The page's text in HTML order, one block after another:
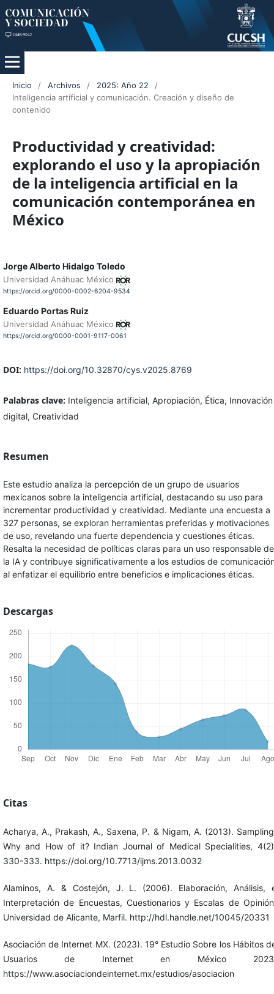
Inicio / Archivos / 2025: Año 22
/
Inteligencia artificial y comunicación. Creación y diseño de
contenido
Productividad y creatividad:
explorando el uso y la apropiación
de la inteligencia artificial en la
comunicación contemporánea en
México
Jorge Alberto Hidalgo Toledo
Universidad Anáhuac México
https://orcid.org/0000-0002-6204-9534
Eduardo Portas Ruiz
Universidad Anáhuac México
https://orcid.org/0000-0001-9117-0061
DOI: https://doi.org/10.32870/cys.v2025.8769
Palabras clave: Inteligencia artificial, Apropiación, Ética, Innovación
digital, Creatividad
Resumen
Este estudio analiza la percepción de un grupo de usuarios
mexicanos sobre la inteligencia artificial, destacando su uso para
incrementar productividad y creatividad. Mediante una encuesta a
327 personas, se exploran herramientas preferidas y motivaciones
de uso, revelando una fuerte dependencia y cuestiones éticas.
Resalta la necesidad de políticas claras para un uso responsable de
la IA y contribuye significativamente a los estudios de
al enfatizar el equilibrio entre beneficios e implicaciones éticas.
Descargas
Citas
Acharya, A., Prakash, A., Saxena, P. & Nigam, A. (2013).
Why and How of it? Indian Journal of Medical Specialities,
330-333. https://doi.org/10.7713/ijms.2013.0032
Alaminos, A. & Costejón, J. L. (2006). Elaboración, Análisis,
Interpretación de Encuestas, Cuestionarios y Escalas de
Universidad de Alicante, Marfil. http://hdl.handle.net/10045/20331
Asociación de Internet MX. (2023). 19° Estudio Sobre los Hábitos
Usuarios de Internet en México
https://www.asociaciondeinternet.mx/estudios/asociacion